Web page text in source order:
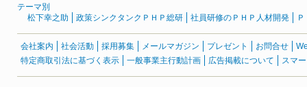
テーマ別
松下幸之助
政策シンクタンクＰＨＰ総研 社員研修のＰＨＰ人材開発
会社案内 社会活動 採用募集 メールマガジン プレゼント お問合せ
特定商取引法に基づく表示
一般事業主行動計画 広告掲載について スマ